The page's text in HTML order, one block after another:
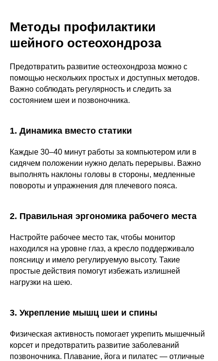
Методы профилактики
шейного остеохондроза
Предотвратить развитие остеохондроза можно с
помощью нескольких простых и доступных методов.
Важно соблюдать регулярность и следить за
состоянием шеи и позвоночника.
1. Динамика вместо статики
Каждые 30–40 минут работы за компьютером или в
сидячем положении нужно делать перерывы. Важно
выполнять наклоны головы в стороны, медленные
повороты и упражнения для плечевого пояса.
2. Правильная эргономика рабочего места
Настройте рабочее место так, чтобы монитор
находился на уровне глаз, а кресло поддерживало
поясницу и имело регулируемую высоту. Такие
простые действия помогут избежать излишней
нагрузки на шею.
3. Укрепление мышц шеи и спины
Физическая активность помогает укрепить мышечный
корсет и предотвратить развитие заболеваний
позвоночника. Плавание, йога и пилатес — отличные